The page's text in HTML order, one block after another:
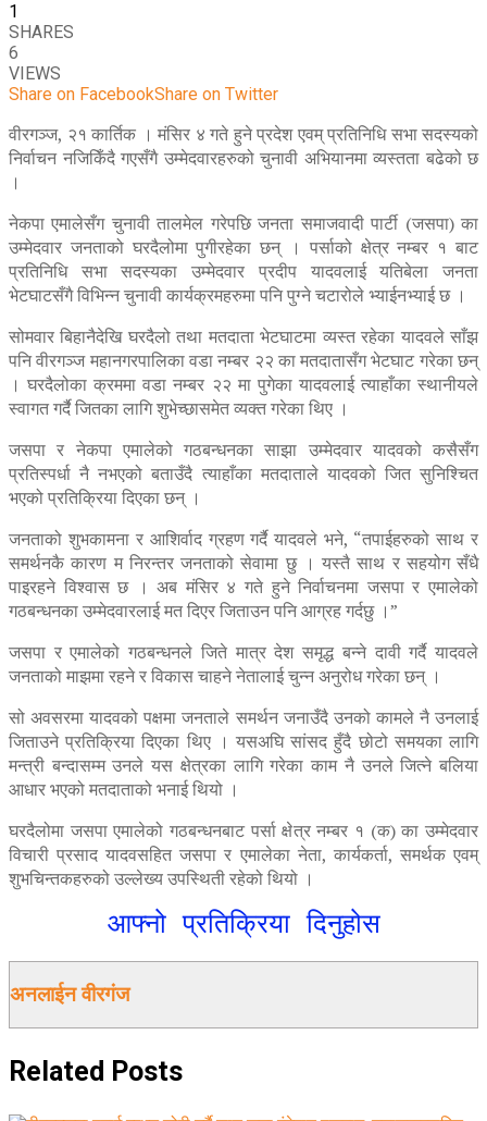
1
SHARES
6
VIEWS
Share on FacebookShare on Twitter
वीरगञ्ज, २१ कार्तिक । मंसिर ४ गते हुने प्रदेश एवम् प्रतिनिधि सभा सदस्यको
निर्वाचन नजिकिँदै गएसँगै उम्मेदवारहरुको चुनावी अभियानमा व्यस्तता बढेको छ
।
नेकपा एमालेसँग चुनावी तालमेल गरेपछि जनता समाजवादी पार्टी (जसपा) का
उम्मेदवार जनताको घरदैलोमा पुगीरहेका छन् । पर्साको क्षेत्र नम्बर १ बाट
प्रतिनिधि सभा सदस्यका उम्मेदवार प्रदीप यादवलाई यतिबेला जनता
भेटघाटसँगै विभिन्न चुनावी कार्यक्रमहरुमा पनि पुग्ने चटारोले भ्याईनभ्याई छ ।
सोमवार बिहानैदेखि घरदैलो तथा मतदाता भेटघाटमा व्यस्त रहेका यादवले साँझ
पनि वीरगञ्ज महानगरपालिका वडा नम्बर २२ का मतदातासँग भेटघाट गरेका छन्
। घरदैलोका क्रममा वडा नम्बर २२ मा पुगेका यादवलाई त्याहाँका स्थानीयले
स्वागत गर्दै जितका लागि शुभेच्छासमेत व्यक्त गरेका थिए ।
जसपा र नेकपा एमालेको गठबन्धनका साझा उम्मेदवार यादवको कसैसँग
प्रतिस्पर्धा नै नभएको बताउँदै त्याहाँका मतदाताले यादवको जित सुनिश्चित
भएको प्रतिक्रिया दिएका छन् ।
जनताको शुभकामना र आशिर्वाद ग्रहण गर्दै यादवले भने, “तपाईहरुको साथ र
समर्थनकै कारण म निरन्तर जनताको सेवामा छु । यस्तै साथ र सहयोग सँधै
पाइरहने विश्वास छ । अब मंसिर ४ गते हुने निर्वाचनमा जसपा र एमालेको
गठबन्धनका उम्मेदवारलाई मत दिएर जिताउन पनि आग्रह गर्दछु ।”
जसपा र एमालेको गठबन्धनले जिते मात्र देश समृद्ध बन्ने दावी गर्दै यादवले
जनताको माझमा रहने र विकास चाहने नेतालाई चुन्न अनुरोध गरेका छन् ।
सो अवसरमा यादवको पक्षमा जनताले समर्थन जनाउँदै उनको कामले नै उनलाई
जिताउने प्रतिक्रिया दिएका थिए । यसअघि सांसद हुँदै छोटो समयका लागि
मन्त्री बन्दासम्म उनले यस क्षेत्रका लागि गरेका काम नै उनले जित्ने बलिया
आधार भएको मतदाताको भनाई थियो ।
घरदैलोमा जसपा एमालेको गठबन्धनबाट पर्सा क्षेत्र नम्बर १ (क) का उम्मेदवार
विचारी प्रसाद यादवसहित जसपा र एमालेका नेता, कार्यकर्ता, समर्थक एवम्
शुभचिन्तकहरुको उल्लेख्य उपस्थिती रहेको थियो ।
आफ्नो प्रतिक्रिया दिनुहोस
अनलाईन वीरगंज
Related Posts